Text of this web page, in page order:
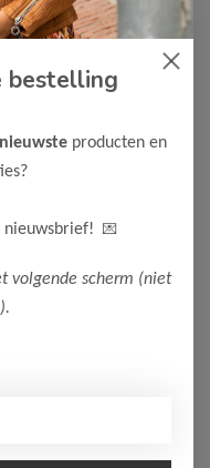
bestelling
nieuwste producten en
nieuwsbrief! 💌
volgende scherm (niet